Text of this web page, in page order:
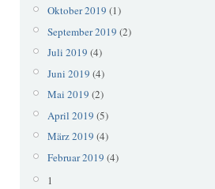
Oktober 2019 (1)
September 2019 (2)
Juli 2019 (4)
Juni 2019 (4)
Mai 2019 (2)
April 2019 (5)
März 2019 (4)
Februar 2019 (4)
1